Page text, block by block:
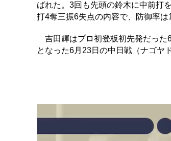
ばれた。3回も先頭の鈴木に中前打
打4奪三振6失点の内容で、防御率は
吉田輝はプロ初登板初先発だった
となった6月23日の中日戦（ナゴヤ